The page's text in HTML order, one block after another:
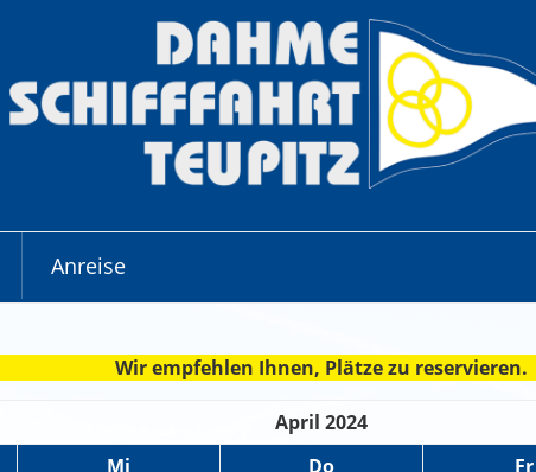
Anreise
Wir empfehlen Ihnen, Plätze zu reservieren.
April 2024
Mi Do Fr